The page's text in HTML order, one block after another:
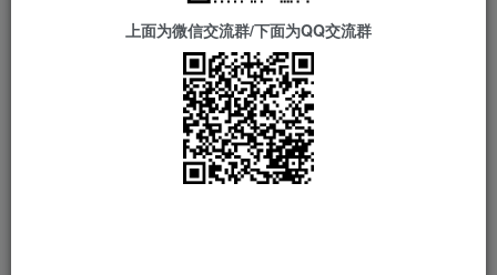
评分
上面为微信交流群/下面为QQ交流群